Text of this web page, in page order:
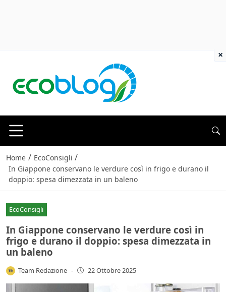
Home / EcoConsigli /
In Giappone conservano le verdure così in frigo e durano il
doppio: spesa dimezzata in un baleno
EcoConsigli
In Giappone conservano le verdure così in
frigo e durano il doppio: spesa dimezzata in
un baleno
Team Redazione - 22 Ottobre 2025
×